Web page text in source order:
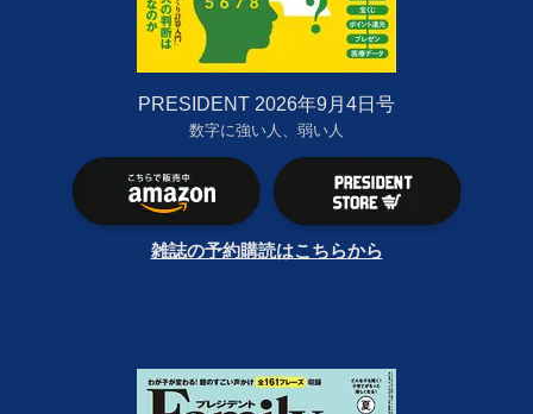
PRESIDENT 2026年9月4日号
数字に強い人、弱い人
雑誌の予約購読はこちらから